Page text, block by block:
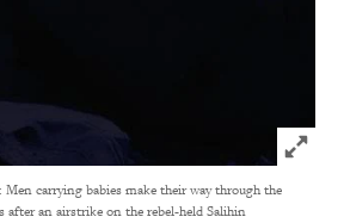
Click
Men carrying babies make their way through the
after an airstrike on the rebel-held Salihin